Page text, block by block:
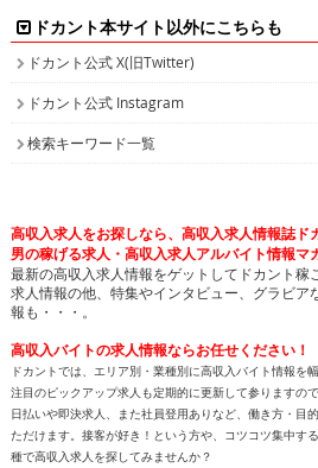
ドカント本サイト以外にこちらも
ドカント公式 X(旧Twitter)
ドカント公式 Instagram
検索キーワード一覧
高収入求人をお探しなら、高収入求人情報誌ド
男の稼げる求人・高収入求人アルバイト情報マ
最新の高収入求人情報をゲットしてドカント稼
求人情報の他、特集やインタビュー、グラビア
報も・・・。
高収入バイトの求人情報ならお任せください！
ドカントでは、エリア別・業種別に高収入バイト情報を
注目のピックアップ求人も定期的に更新して参りますの
日払いや即決求人、また社員登用ありなど、働き方・目
ただけます。接客が好き！という方や、コツコツ集中す
種で高収入求人を探してみませんか？